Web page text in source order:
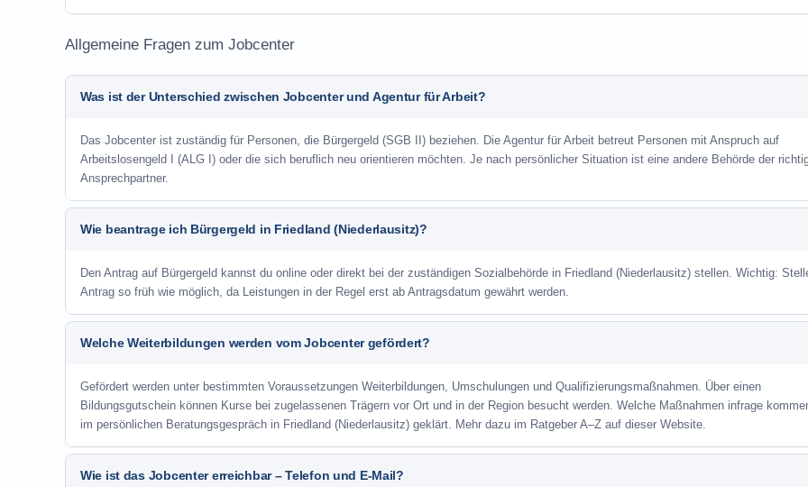
Allgemeine Fragen zum Jobcenter
Was ist der Unterschied zwischen Jobcenter und Agentur für Arbeit?
Das Jobcenter ist zuständig für Personen, die Bürgergeld (SGB II) beziehen. Die Agentur für Arbeit betreut Personen mit Anspruch auf
Arbeitslosengeld I (ALG I) oder die sich beruflich neu orientieren möchten. Je nach persönlicher Situation ist eine andere Behörde der
Ansprechpartner.
Wie beantrage ich Bürgergeld in Friedland (Niederlausitz)?
Den Antrag auf Bürgergeld kannst du online oder direkt bei der zuständigen Sozialbehörde in Friedland (Niederlausitz) stellen. Wichtig:
Antrag so früh wie möglich, da Leistungen in der Regel erst ab Antragsdatum gewährt werden.
Welche Weiterbildungen werden vom Jobcenter gefördert?
Gefördert werden unter bestimmten Voraussetzungen Weiterbildungen, Umschulungen und Qualifizierungsmaßnahmen. Über einen
Bildungsgutschein können Kurse bei zugelassenen Trägern vor Ort und in der Region besucht werden. Welche Maßnahmen infrage
im persönlichen Beratungsgespräch in Friedland (Niederlausitz) geklärt. Mehr dazu im Ratgeber A–Z auf dieser Website.
Wie ist das Jobcenter erreichbar – Telefon und E-Mail?